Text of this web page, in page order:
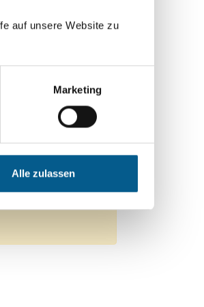
auf unsere Website zu
Marketing
Alle zulassen
Kategorien
entfernen